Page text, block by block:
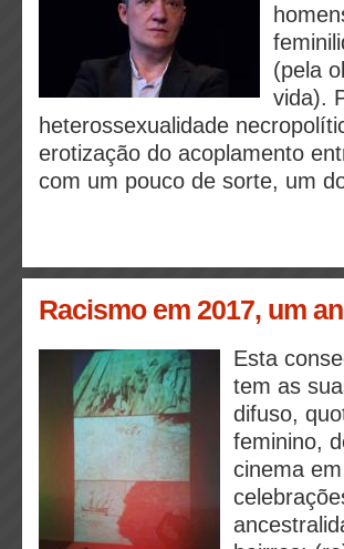
(pela
vida).
heterossexualidade
erotização do acoplamento
com um pouco de sorte, um
Racismo em 2017, um
Esta
tem as
difuso,
feminino,
cinema